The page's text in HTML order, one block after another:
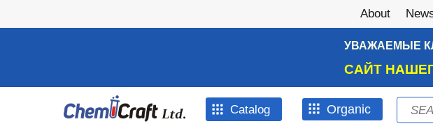
About
УВАЖАЕМЫЕ
САЙТ
Catalog Оrganic Search